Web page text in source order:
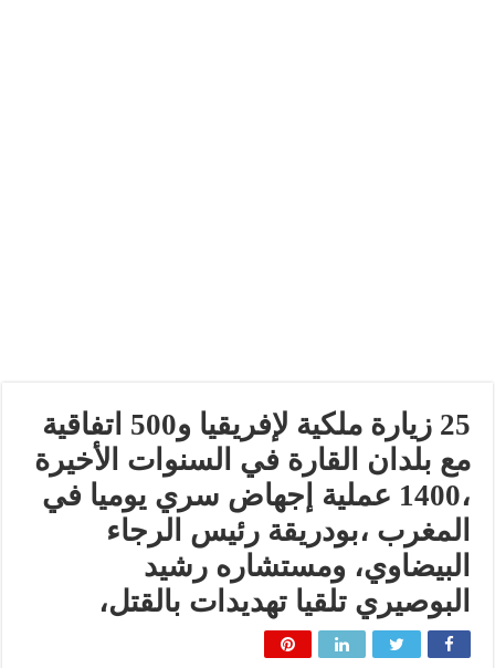
25 زيارة ملكية لإفريقيا و500 اتفاقية
مع بلدان القارة في السنوات الأخيرة
،1400 عملية إجهاض سري يوميا في
المغرب ،بودريقة رئيس الرجاء
البيضاوي، ومستشاره رشيد
البوصيري تلقيا تهديدات بالقتل،